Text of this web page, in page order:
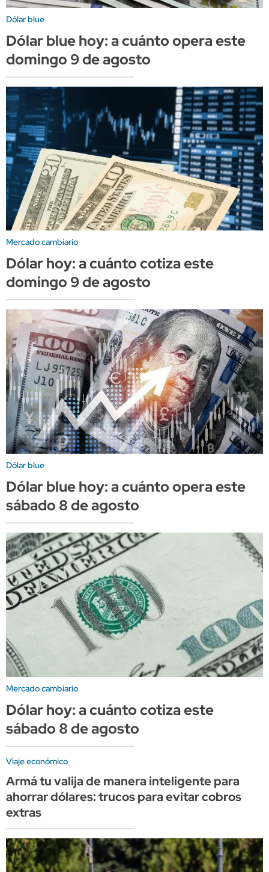
Dólar blue
Dólar blue hoy: a cuánto opera este
domingo 9 de agosto
Mercado cambiario
Dólar hoy: a cuánto cotiza este
domingo 9 de agosto
Dólar blue
Dólar blue hoy: a cuánto opera este
sábado 8 de agosto
Mercado cambiario
Dólar hoy: a cuánto cotiza este
sábado 8 de agosto
Viaje económico
Armá tu valija de manera inteligente para
ahorrar dólares: trucos para evitar cobros
extras